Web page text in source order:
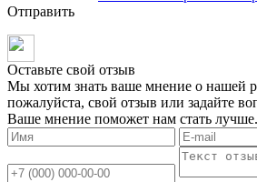
Отправить
Оставьте свой отзыв
Мы хотим знать ваше мнение о нашей
пожалуйста, свой отзыв или задайте
Ваше мнение поможет нам стать лучше.